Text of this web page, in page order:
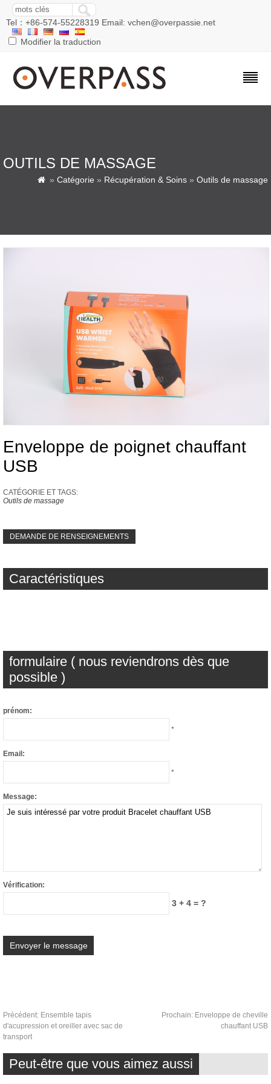
Tel：+86-574-55228319 Email: vchen@overpassie.net
Modifier la traduction
OUTILS DE MASSAGE
 » Catégorie » Récupération & Soins » Outils de massage
Enveloppe de poignet chauffant
USB
CATÉGORIE ET ​​TAGS:
Outils de massage
DEMANDE DE RENSEIGNEMENTS
Caractéristiques
formulaire ( nous reviendrons dès que
possible )
prénom:
*
Email:
*
Message:
Vérification:
3 + 4 = ?
Précédent: Ensemble tapis
d'acupression et oreiller avec sac de
transport
Prochain: Enveloppe de cheville
chauffant USB
Peut-être que vous aimez aussi